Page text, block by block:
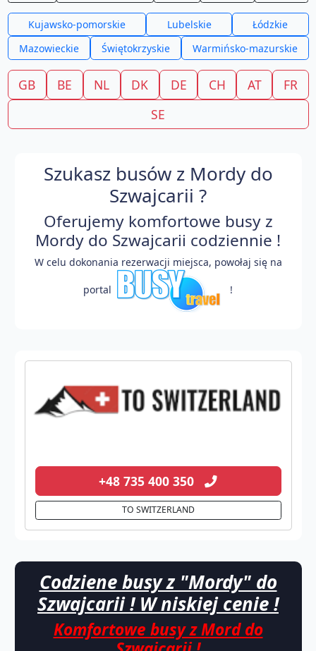
Kujawsko-pomorskie Lubelskie
Łódzkie
Mazowieckie
Świętokrzyskie Warmińsko-mazurskie
GB BE NL DK DE CH AT
FR
SE
Szukasz busów z Mordy do
Szwajcarii ?
Oferujemy komfortowe busy z
Mordy do Szwajcarii codziennie !
W celu dokonania rezerwacji miejsca, powołaj się na
portal !
+48 735 400 350
TO SWITZERLAND
Codziene busy z "Mordy" do
Szwajcarii ! W niskiej cenie !
Komfortowe busy z Mord do